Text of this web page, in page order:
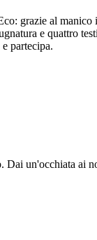
grazie al
e quattro
partecipa.
Dai un'occhiata ai